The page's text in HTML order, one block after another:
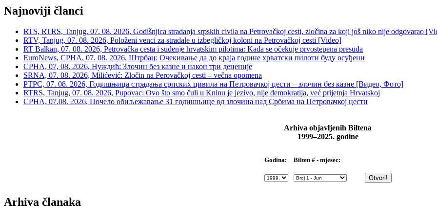
Najnoviji članci
RTS, RTRS, Tanjug, 07. 08. 2026, Godišnjica stradanja srpskih civila na Petrovačkoj cesti, zločina za koji još niko nije odgovarao
RTV, Tanjug, 07. 08. 2026, Položeni venci za stradale u izbegličkoj koloni na Petrovačkoj cesti [Video]
RT Balkan, 07. 08. 2026, Petrovačka cesta i suđenje hrvatskim pilotima: Kada se očekuje prvostepena presuda
EuroNews, СРНА, 07. 08. 2026, Штрбац: Очекивање да до краја године хрватски пилоти буду осуђени
СРНА, 07, 08. 2026, Нуждић: Злочин без казне и након три деценије
SRNA, 07. 08. 2026, Milićević: Zločin na Perovačkoj cesti – večna opomena
РТРС, 07. 08. 2026, Годишњица страдања српских цивила на Петровачкој цести – злочин без казне [Видео, Фото]
RTRS, Tanjug, 07. 08. 2026, Pupovac: Ovo što smo čuli u Kninu je jezivo, nije demokratija, već prijetnja Hrvatskoj
СРНА, 07.08. 2026, Почело обиљежавање 31 годишњице од злочина над Србима на Петровачкој цести
Arhiva objavljenih Biltena
1999–2025. godine
Godina: Bilten # - mjesec:
Arhiva članaka